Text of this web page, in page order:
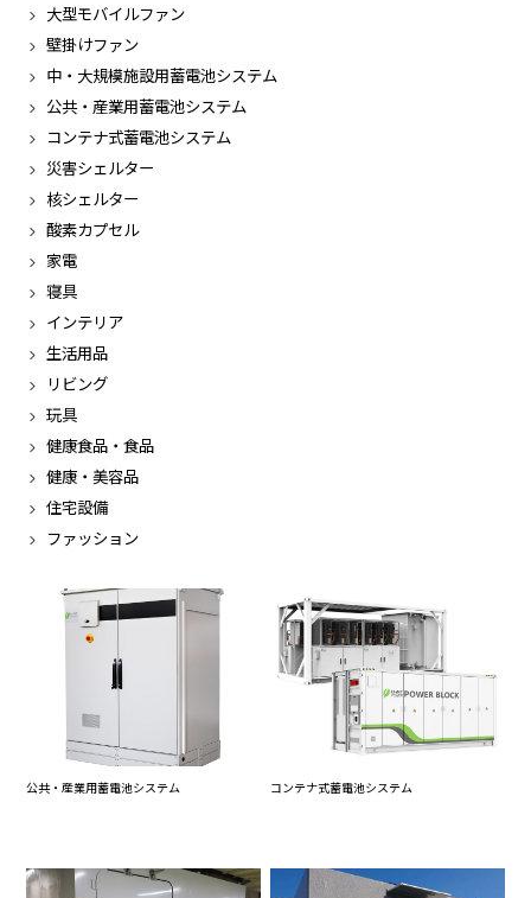
大型モバイルファン
壁掛けファン
中・大規模施設用蓄電池システム
公共・産業用蓄電池システム
コンテナ式蓄電池システム
災害シェルター
核シェルター
酸素カプセル
家電
寝具
インテリア
生活用品
リビング
玩具
健康食品・食品
健康・美容品
住宅設備
ファッション
公共・産業用蓄電池システム コンテナ式蓄電池システム